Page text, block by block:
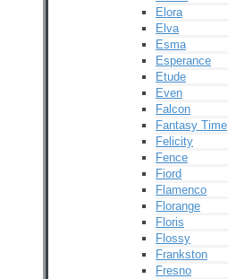
Elora
Elva
Esma
Esperance
Etude
Even
Falcon
Fantasy Time
Felicity
Fence
Fiord
Flamenco
Florange
Floris
Flossy
Frankston
Fresno